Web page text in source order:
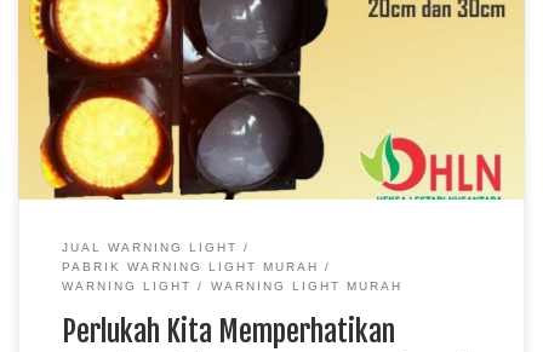
JUAL WARNING LIGHT
PABRIK WARNING LIGHT MURAH
WARNING LIGHT
WARNING LIGHT MURAH
Perlukah Kita Memperhatikan